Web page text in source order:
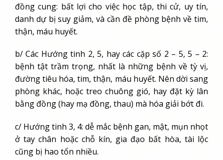
đồng cung: bất lợi cho việc học tập, thi cử, uy tín,
danh dự bị suy giảm, và cần đề phòng bệnh về tim,
thận, máu huyết.
b/ Các Hướng tinh 2, 5, hay các cặp số 2 – 5, 5 – 2:
bệnh tật trầm trọng, nhất là những bệnh về tỳ vị,
đường tiêu hóa, tim, thận, máu huyết. Nên dời sang
phòng khác, hoặc treo chuông gió, hay đặt kỳ lân
bằng đồng (hay mạ đồng, thau) mà hóa giải bớt đi.
c/ Hướng tinh 3, 4: dễ mắc bệnh gan, mật, mụn nhọt
ở tay chân hoặc chỗ kín, gia đạo bất hòa, tài lộc
cũng bị hao tổn nhiều.